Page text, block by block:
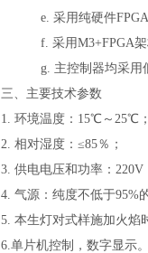
e. 采用纯硬件FPGA驱
f. 采用M3+FPGA架构
g. 主控制器均采用低
三、主要技术参数
1. 环境温度：15℃～25℃；
2. 相对湿度：≤85％；
3. 供电电压和功率：
4. 气源：纯度不低于95%
5. 本生灯对式样施加火焰
6.单片机控制，数字显示。